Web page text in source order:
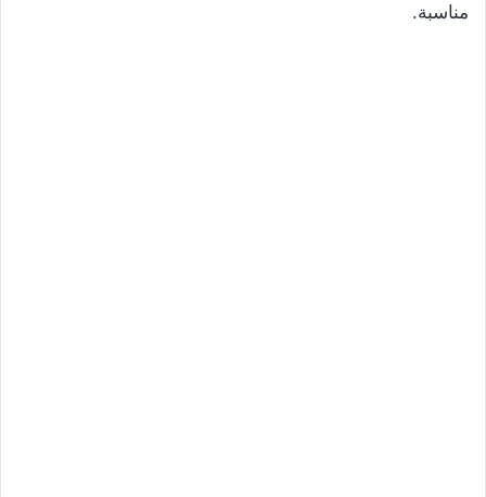
مناسبة.